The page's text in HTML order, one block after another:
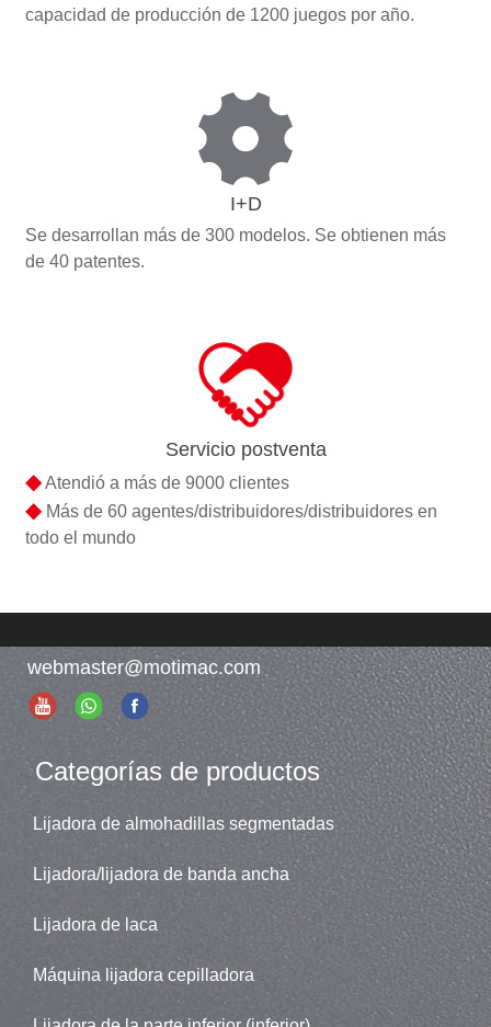
capacidad de producción de 1200 juegos por año.
I+D
Se desarrollan más de 300 modelos. Se obtienen más
de 40 patentes.
Servicio postventa
◆Atendió a más de 9000 clientes
◆Más de 60 agentes/distribuidores/distribuidores en
todo el mundo
webmaster@motimac.com
Categorías de productos
Lijadora de almohadillas segmentadas
Lijadora/lijadora de banda ancha
Lijadora de laca
Máquina lijadora cepilladora